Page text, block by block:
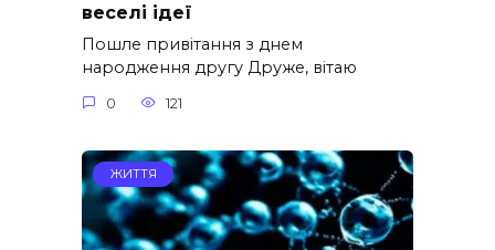
веселі ідеї
Пошле привітання з днем
народження другу Друже, вітаю
0 121
ЖИТТЯ